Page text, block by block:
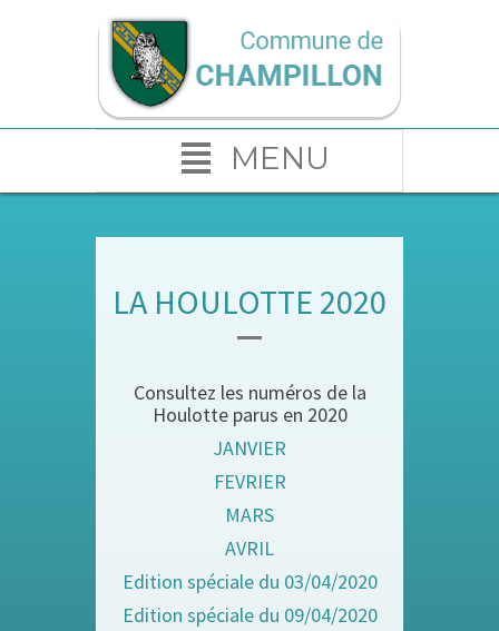
MENU
LA HOULOTTE 2020
Consultez les numéros de la
Houlotte parus en 2020
JANVIER
FEVRIER
MARS
AVRIL
Edition spéciale du 03/04/2020
Edition spéciale du 09/04/2020